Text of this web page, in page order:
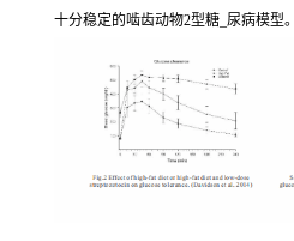
十分稳定的啮齿动物2型糖_尿病模型。